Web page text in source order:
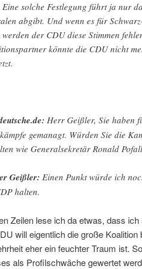
Eine solche Festlegung führt ja nur
abgibt. Und wenn es für
der CDU diese Stimmen
könnte die CDU nicht
Herr Geißler, Sie haben
gemanagt. Würden Sie die
wie Generalsekretär Ronald
Geißler: Einen Punkt würde ich
halten.
Zeilen lese ich da etwas, dass
will eigentlich die große
eher ein feuchter Traum ist.
als Profilschwäche gewertet